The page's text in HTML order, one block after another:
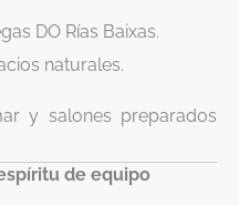
DO Rías Baixas.
naturales.
y salones preparados
de equipo